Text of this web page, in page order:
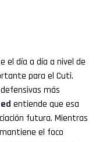
el día a día a nivel de
para el Cuti.
más
entiende que esa
futura. Mientras
el foco